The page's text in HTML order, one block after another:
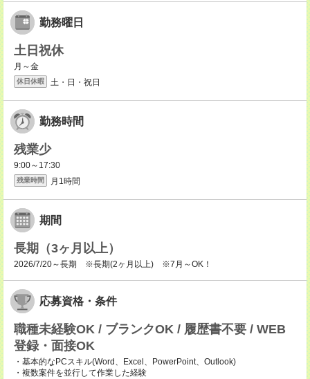
勤務曜日
土日祝休
月～金
休日休暇 土・日・祝日
勤務時間
残業少
9:00～17:30
残業時間 月1時間
期間
長期（3ヶ月以上）
2026/7/20～長期 ※長期(2ヶ月以上) ※7月～OK！
応募資格・条件
職種未経験OK / ブランクOK / 履歴書不要 / WEB
登録・面接OK
・基本的なPCスキル(Word、Excel、PowerPoint、Outlook)
・複数案件を並行して作業した経験